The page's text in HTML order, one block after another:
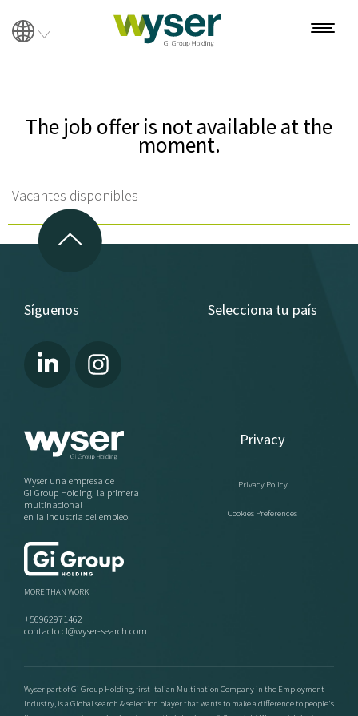
Sobre Wyser
Nosotros
Soluciones
Supply Chain y Logística
Energía
Recursos Humanos
Finanzas y Legal
News & Blog
Business Insights
eBook: Panorama y talento financiero
eBook Sector de Energía en Chile
Contacto
The job offer is not available at the
moment.
Vacantes disponibles
Síguenos Selecciona tu país
Wyser una empresa de
Gi Group Holding, la primera
multinacional
en la industria del empleo.
Privacy
Privacy Policy
Cookies Preferences
MORE THAN WORK
+56962971462
contacto.cl@wyser-search.com
Wyser part of Gi Group Holding, first Italian Multination Company in the Employment
Industry, is a Global search & selection player that wants to make a difference to people's